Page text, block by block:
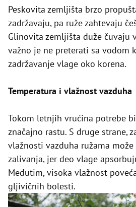
Peskovita zemljišta brzo
zadržavaju, pa ruže zahtevaju
Glinovita zemljišta duže čuvaju
važno je ne preterati sa vodom
zadržavanje vlage oko korena.
Temperatura i vlažnost vazduha
Tokom letnjih vrućina potrebe
značajno rastu. S druge strane,
vlažnosti vazduha ružama
zalivanja, jer deo vlage
Međutim, visoka vlažnost
gljivičnih bolesti.